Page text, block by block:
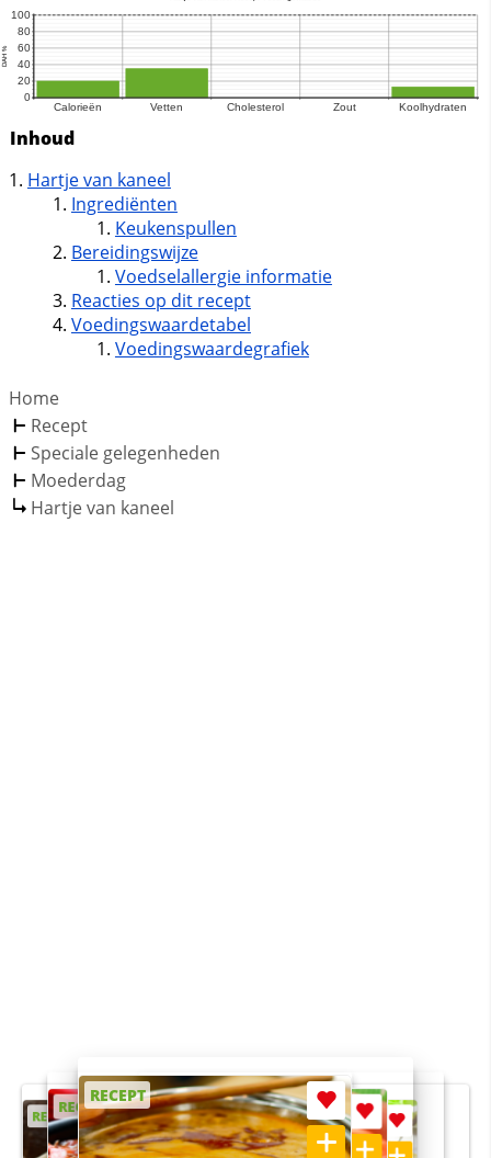
Inhoud
Hartje van kaneel
Ingrediënten
Keukenspullen
Bereidingswijze
Voedselallergie informatie
Reacties op dit recept
Voedingswaardetabel
Voedingswaardegrafiek
Home
Recept
Speciale gelegenheden
Moederdag
Hartje van kaneel
RECEPT
RECEPT
RECEPT
RECEPT
RECEPT